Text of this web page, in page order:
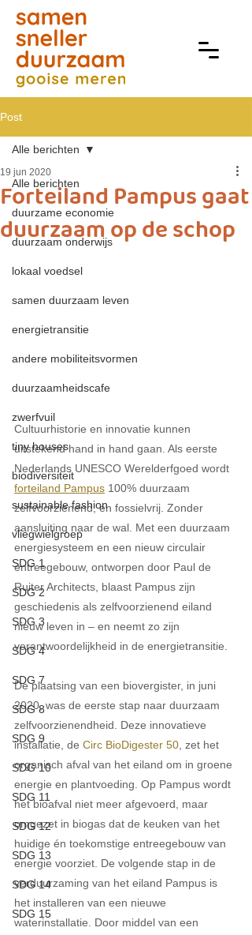
Post
Alle berichten
duurzame economie
duurzaam onderwijs
lokaal voedsel
samen duurzaam leven
energietransitie
andere mobiliteitsvormen
duurzaamheidscafe
zwerfvuil
tiny houses
biodiversiteit
sustainable fashion
vliegwielgroep
SDG 1
SDG 2
SDG 3
SDG 4
SDG 7
SDG 8
SDG 9
SDG 10
SDG 11
SDG 12
SDG 13
SDG 14
SDG 15
Alle berichten
Forteiland Pampus gaat
duurzaam op de schop
19 jun 2020
Cultuurhistorie en innovatie kunnen
uitstekend hand in hand gaan. Als eerste
Nederlands UNESCO Werelderfgoed wordt
forteiland Pampus 100% duurzaam
zelfvoorzienend, en fossielvrij. Zonder
aansluiting naar de wal. Met een duurzaam
energiesysteem en een nieuw circulair
entreegebouw, ontworpen door Paul de
Ruiter Architects, blaast Pampus zijn
geschiedenis als zelfvoorzienend eiland
nieuw leven in – en neemt zo zijn
verantwoordelijkheid in de energietransitie.
De plaatsing van een biovergister, in juni
2020, was de eerste stap naar duurzaam
zelfvoorzienendheid. Deze innovatieve
installatie, de Circ BioDigester 50 , zet het
organisch afval van het eiland om in groene
energie en plantvoeding. Op Pampus wordt
het bioafval niet meer afgevoerd, maar
omgezet in biogas dat de keuken van het
huidige én toekomstige entreegebouw van
energie voorziet. De volgende stap in de
verduurzaming van het eiland Pampus is
het installeren van een nieuwe
waterinstallatie. Door middel van een